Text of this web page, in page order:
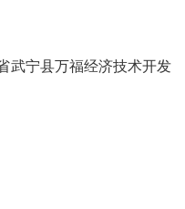
武宁县万福经济技术开发